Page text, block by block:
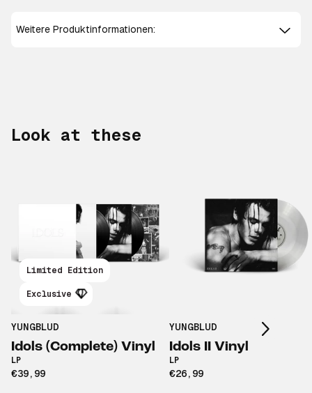
Weitere Produktinformationen:
Look at these
Limited Edition
Exclusive
YUNGBLUD
Idols (Complete) Vinyl
LP
€39,99
YUNGBLUD
Idols II Vinyl
LP
€26,99